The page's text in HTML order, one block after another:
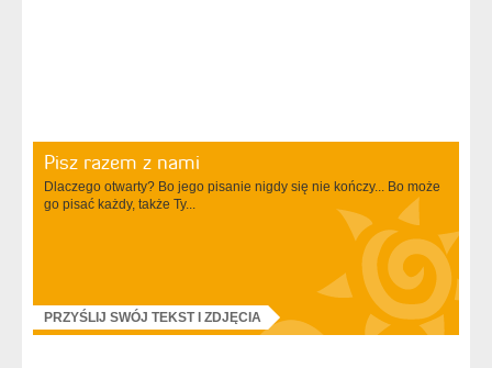
Pisz razem z nami
Dlaczego otwarty? Bo jego pisanie nigdy się nie kończy... Bo może
go pisać każdy, także Ty...
PRZYŚLIJ SWÓJ TEKST I ZDJĘCIA